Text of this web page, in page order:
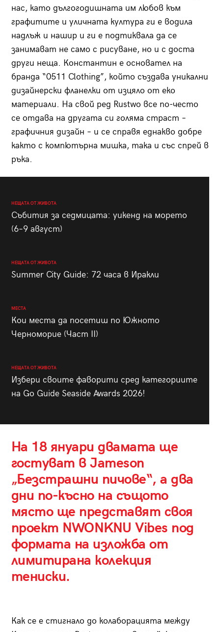
нас, като дългогодишната им любов към
графитите и уличната култура ги е водила
надлъж и нашир и ги е подтиквала да се
занимават не само с рисуване, но и с доста
други неща. Константин е основател на
бранда “0511 Clothing”, който създава уникални
дизайнерски фланелки от изцяло от еко
материали. На свой ред Rustwo все по-често
се отдава на другата си голяма страст –
графичния дизайн – и се справя еднакво добре
както с компютърна мишка, така и със спрей в
ръка.
НЕЩАТА ОТ ЖИВОТА
Събития за седмицата: уикенд на морето
(6–9 август)
НЕЩАТА ОТ ЖИВОТА
Summer City Guide: 72 часа в Иракли
МЕСТА
Кои места да посетиш по Южното
Черноморие (Част II)
НЕЩАТА ОТ ЖИВОТА
Избери своите фаворити сред категориите
на Go Guide Seaside Awards 2026!
На 18 януари двамата ще
гостуват в Jameson
„Безстрашни пичове“, а два
дни по-късно на същото
място ще представят своя
проект NWONKNU Vibеs под
формата на изложба от
лимитирана колекция
тениски.
Как се е стигнало до колаборацията между